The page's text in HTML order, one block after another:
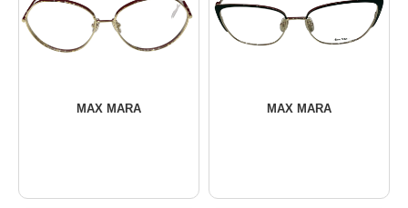
MAX MARA MAX MARA